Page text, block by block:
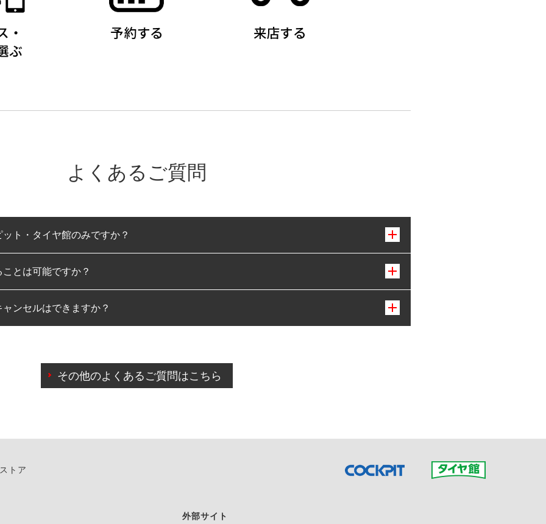
よくあるご質問
ト・タイヤ館のみですか？
みとなります。
とは可能ですか？
可能です。
ンセルはできますか？
によりご予約のキャンセルをご希望の際は、直接ご予約いただいた店舗へご連絡くださ
その他のよくあるご質問はこちら
トア
外部サイト